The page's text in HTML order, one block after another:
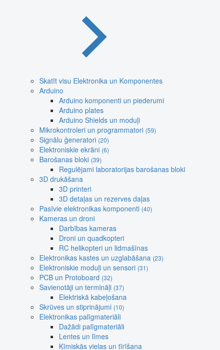
Skatīt visu Elektronika un Komponentes
Arduino
Arduino komponenti un piederumi
Arduino plates
Arduino Shields un moduļi
Mikrokontroleri un programmatori (59)
Signālu ģeneratori (20)
Elektroniskie ekrāni (6)
Barošanas bloki (39)
Regulējami laboratorijas barošanas bloki
3D drukāšana
3D printeri
3D detaļas un rezerves daļas
Pasīvie elektronikas komponenti (40)
Kameras un droni
Darbības kameras
Droni un quadkopteri
RC helikopteri un lidmašīnas
Elektronikas kastes un uzglabāšana (23)
Elektroniskie moduļi un sensori (31)
PCB un Protoboard (32)
Savienotāji un termināļi (37)
Elektriskā kabeļošana
Skrūves un stiprinājumi (10)
Elektronikas palīgmateriāli
Dažādi palīgmateriāli
Lentes un līmes
Ķīmiskās vielas un tīrīšana